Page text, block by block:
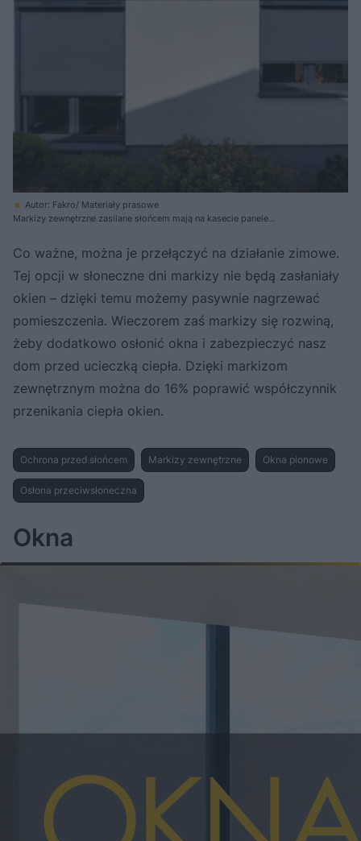
Autor: Fakro/ Materiały prasowe
Markizy zewnętrzne zasilane słońcem mają na kasecie panele
Co ważne, można je przełączyć na działanie zimowe.
Tej opcji w słoneczne dni markizy nie będą zasłaniały
okien – dzięki temu możemy pasywnie nagrzewać
pomieszczenia. Wieczorem zaś markizy się rozwiną,
żeby dodatkowo osłonić okna i zabezpieczyć nasz
dom przed ucieczką ciepła. Dzięki markizom
zewnętrznym można do 16% poprawić współczynnik
przenikania ciepła okien.
Ochrona przed słońcem Markizy zewnętrzne Okna pionowe
Osłona przeciwsłoneczna
Okna